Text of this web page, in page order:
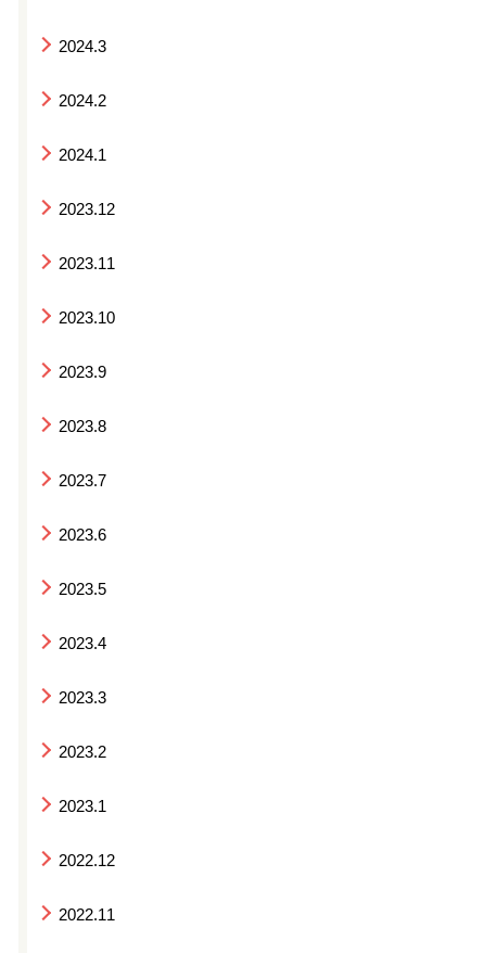
2024.3
2024.2
2024.1
2023.12
2023.11
2023.10
2023.9
2023.8
2023.7
2023.6
2023.5
2023.4
2023.3
2023.2
2023.1
2022.12
2022.11